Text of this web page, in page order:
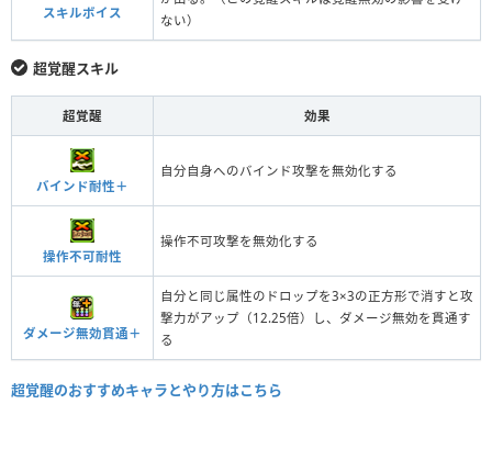
スキルボイス
ない）
超覚醒スキル
超覚醒 効果
バインド耐性＋
自分自身へのバインド攻撃を無効化する
操作不可耐性
操作不可攻撃を無効化する
ダメージ無効貫通＋
自分と同じ属性のドロップを3×3の正方形で消すと攻
撃力がアップ（12.25倍）し、ダメージ無効を貫通す
る
超覚醒のおすすめキャラとやり方はこちら